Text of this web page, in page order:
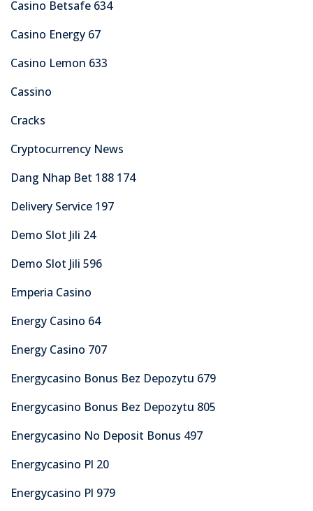
Casino Betsafe 634
Casino Energy 67
Casino Lemon 633
Cassino
Cracks
Cryptocurrency News
Dang Nhap Bet 188 174
Delivery Service 197
Demo Slot Jili 24
Demo Slot Jili 596
Emperia Casino
Energy Casino 64
Energy Casino 707
Energycasino Bonus Bez Depozytu 679
Energycasino Bonus Bez Depozytu 805
Energycasino No Deposit Bonus 497
Energycasino Pl 20
Energycasino Pl 979